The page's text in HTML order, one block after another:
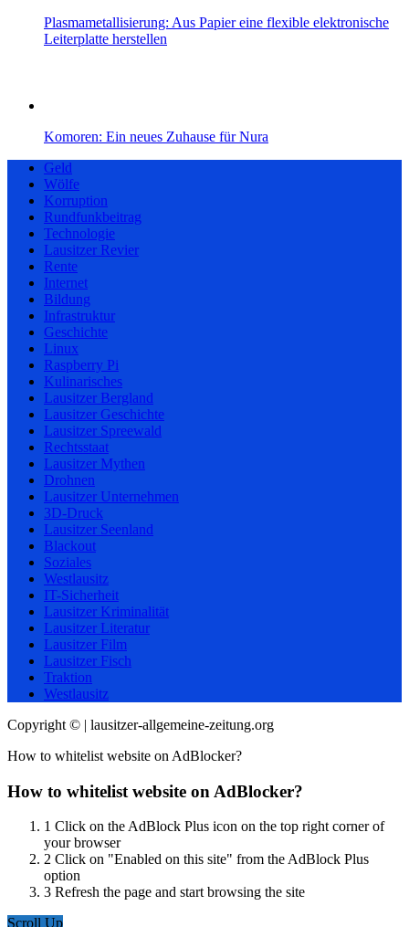
Plasmametallisierung: Aus Papier eine flexible elektronische
Leiterplatte herstellen
Komoren: Ein neues Zuhause für Nura
Geld
Wölfe
Korruption
Rundfunkbeitrag
Technologie
Lausitzer Revier
Rente
Internet
Bildung
Infrastruktur
Geschichte
Linux
Raspberry Pi
Kulinarisches
Lausitzer Bergland
Lausitzer Geschichte
Lausitzer Spreewald
Rechtsstaat
Lausitzer Mythen
Drohnen
Lausitzer Unternehmen
3D-Druck
Lausitzer Seenland
Blackout
Soziales
Westlausitz
IT-Sicherheit
Lausitzer Kriminalität
Lausitzer Literatur
Lausitzer Film
Lausitzer Fisch
Traktion
Westlausitz
Copyright © | lausitzer-allgemeine-zeitung.org
How to whitelist website on AdBlocker?
How to whitelist website on AdBlocker?
1 Click on the AdBlock Plus icon on the top right corner of
your browser
2 Click on "Enabled on this site" from the AdBlock Plus
option
3 Refresh the page and start browsing the site
Scroll Up